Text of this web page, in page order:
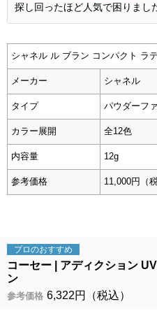
探し回ったほど人気で困りまし
シャネル ル ブラン コンパクト ラ
メーカー シャネル
タイプ パウダーフ
カラー展開 全12色
内容量 12g
参考価格 11,000円（税
プロのおすすめ
コーセー
アディクション
ン
参考価格 6,322円（税込）